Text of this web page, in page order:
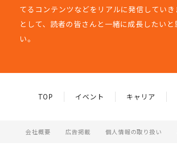
てるコンテンツなどをリアルに発信してい
として、読者の皆さんと一緒に成長したい
い。
TOP イベント キャリア
会社概要 広告掲載 個人情報の取り扱い